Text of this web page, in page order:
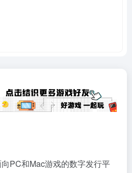
PC和Mac游戏的数字发行平